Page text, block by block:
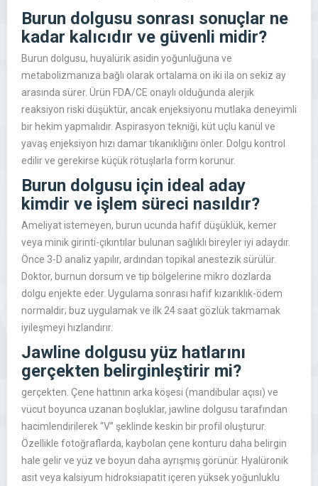
Burun dolgusu sonrası sonuçlar ne
kadar kalıcıdır ve güvenli midir?
Burun dolgusu, huyalürik asidin yoğunluğuna ve
metabolizmanıza bağlı olarak ortalama on iki ila on sekiz ay
arasında sürer. Ürün FDA/CE onaylı olduğunda alerjik
reaksiyon riski düşüktür, ancak enjeksiyonu mutlaka deneyimli
bir hekim yapmalıdır. Aspirasyon tekniği, küt uçlu kanül ve
yavaş enjeksiyon hızı damar tıkanıklığını önler. Dolgu kontrol
edilir ve gerekirse küçük rötuşlarla form korunur.
Burun dolgusu için ideal aday
kimdir ve işlem süreci nasıldır?
Ameliyat istemeyen, burun ucunda hafif düşüklük, kemer
veya minik girinti-çıkıntılar bulunan sağlıklı bireyler iyi adaydır.
Önce 3-D analiz yapılır, ardından topikal anestezik sürülür.
Doktor, burnun dorsum ve tip bölgelerine mikro dozlarda
dolgu enjekte eder. Uygulama sonrası hafif kızarıklık-ödem
normaldir; buz uygulamak ve ilk 24 saat gözlük takmamak
iyileşmeyi hızlandırır.
Jawline dolgusu yüz hatlarını
gerçekten belirginleştirir mi?
gerçekten. Çene hattının arka köşesi (mandibular açısı) ve
vücut boyunca uzanan boşluklar, jawline dolgusu tarafından
hacimlendirilerek “V” şeklinde keskin bir profil oluşturur.
Özellikle fotoğraflarda, kaybolan çene konturu daha belirgin
hale gelir ve yüz ve boyun daha ayrışmış görünür. Hyalüronik
asit veya kalsiyum hidroksiapatit içeren yüksek yoğunluklu